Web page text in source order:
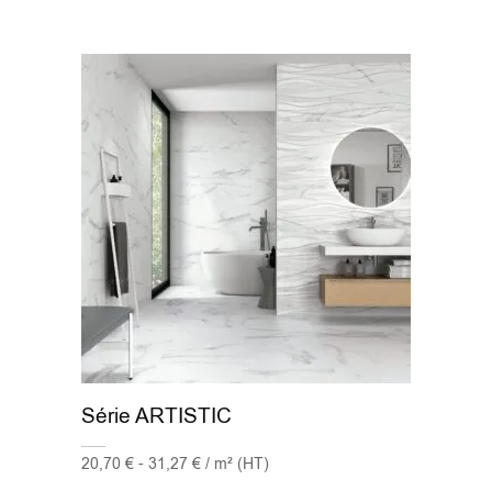
Série ARTISTIC
20,70 € - 31,27 € / m² (HT)